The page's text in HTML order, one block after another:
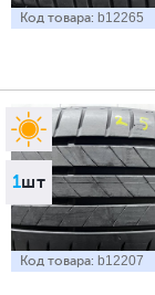
Код товара: b12265
1шт
Код товара: b12207